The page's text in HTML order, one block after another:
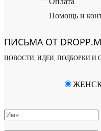
Помощь и
ПИСЬМА ОТ
НОВОСТИ, ИДЕИ, ПОДБОРКИ И